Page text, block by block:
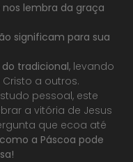
lembra da graça
significam para sua
tradicional, levando
a outros.
pessoal, este
a vitória de Jesus
que ecoa até
a Páscoa pode